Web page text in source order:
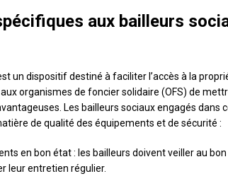
aux bailleurs
un dispositif destiné à faciliter l’accès à la
organismes de foncier solidaire (OFS) de
Les bailleurs sociaux engagés dans
de qualité des équipements et de sécurité :
en bon état : les bailleurs doivent veiller au
leur entretien régulier.